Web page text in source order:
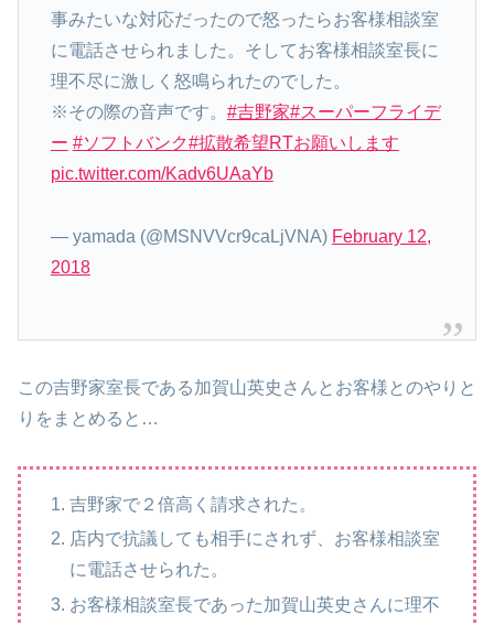
事みたいな対応だったので怒ったらお客様相談室
に電話させられました。そしてお客様相談室長に
理不尽に激しく怒鳴られたのでした。
※その際の音声です。 #吉野家#スーパーフライデ
ー #ソフトバンク#拡散希望RTお願いします
pic.twitter.com/Kadv6UAaYb
— yamada (@MSNVVcr9caLjVNA) February 12,
2018
この吉野家室長である加賀山英史さんとお客様とのやりと
りをまとめると…
吉野家で２倍高く請求された。
店内で抗議しても相手にされず、お客様相談室
に電話させられた。
お客様相談室長であった加賀山英史さんに理不